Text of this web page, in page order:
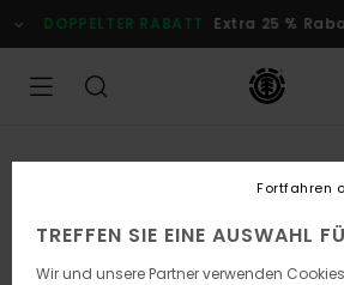
zur
Produktinformation
DOPPELTER RABATT Extra 25 %
TREFFEN SIE EINE AUSWAHL
Wir und unsere Partner verwenden
Fortfahren